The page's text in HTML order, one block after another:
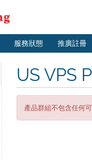
服務狀態 推廣註冊
US VPS
產品群組不包含任何